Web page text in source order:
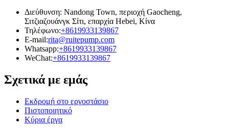
Διεύθυνση: Nandong Town, περιοχή Gaocheng,
Σιτζιαζουάνγκ Σίτι, επαρχία Hebei, Κίνα
Τηλέφωνο:+8619933139867
E-mail:rita@ruitepump.com
Whatsapp:+8619933139867
WeChat:+8619933139867
Σχετικά με εμάς
Εκδρομή στο εργοστάσιο
Πιστοποιητικό
Κύρια έργα